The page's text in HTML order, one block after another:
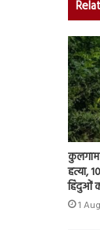
कुलगाम
हत्या,
हिंदुओं
1